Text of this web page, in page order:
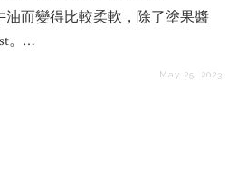
油而變得比較柔軟，除了塗果醬
。…
May 25, 2023